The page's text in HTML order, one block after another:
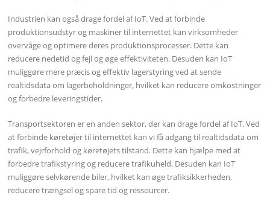
Industrien kan også drage fordel af IoT. Ved at forbinde
produktionsudstyr og maskiner til internettet kan virksomheder
overvåge og optimere deres produktionsprocesser. Dette kan
reducere nedetid og fejl og øge effektiviteten. Desuden kan IoT
muliggøre mere præcis og effektiv lagerstyring ved at sende
realtidsdata om lagerbeholdninger, hvilket kan reducere omkostninger
og forbedre leveringstider.
Transportsektoren er en anden sektor, der kan drage fordel af IoT. Ved
at forbinde køretøjer til internettet kan vi få adgang til realtidsdata om
trafik, vejrforhold og køretøjets tilstand. Dette kan hjælpe med at
forbedre trafikstyring og reducere trafikuheld. Desuden kan IoT
muliggøre selvkørende biler, hvilket kan øge trafiksikkerheden,
reducere trængsel og spare tid og ressourcer.